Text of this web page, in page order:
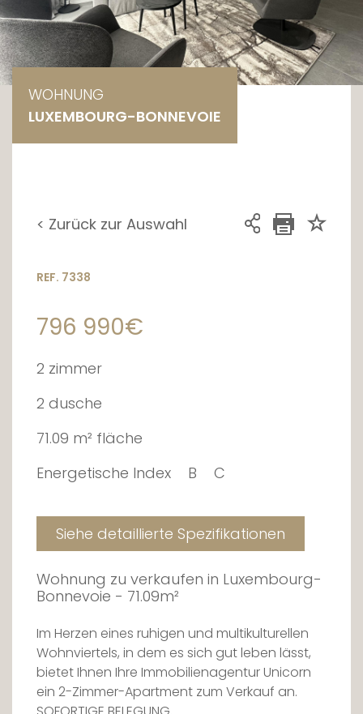
WOHNUNG
LUXEMBOURG-BONNEVOIE
< Zurück zur Auswahl
REF. 7338
796 990€
2 zimmer
2 dusche
71.09 m² fläche
Energetische Index
B C
Siehe detaillierte Spezifikationen
Wohnung zu verkaufen in Luxembourg-
Bonnevoie - 71.09m²
Im Herzen eines ruhigen und multikulturellen
Wohnviertels, in dem es sich gut leben lässt,
bietet Ihnen Ihre Immobilienagentur Unicorn
ein 2-Zimmer-Apartment zum Verkauf an.